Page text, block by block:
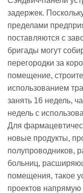
эффективность
на
протяжении
всего
жизненного
цикла
проекта
8
Отраслевые
драйверы
спроса
задержек.
пределами
поставляются с
бригады могут
перегородки за
помещение,
использованием
занять 16 недель,
недель с
Для
новые продукты,
полупроводников,
больниц,
помещения, такое
проектов